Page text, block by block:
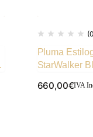
Pluma
StarWalker
660,00€IVA